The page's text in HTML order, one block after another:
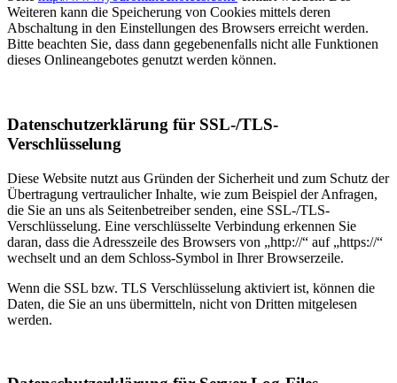
Weiteren kann die Speicherung von Cookies mittels deren
Abschaltung in den Einstellungen des Browsers erreicht werden.
Bitte beachten Sie, dass dann gegebenenfalls nicht alle Funktionen
dieses Onlineangebotes genutzt werden können.
Datenschutzerklärung für SSL-/TLS-
Verschlüsselung
Diese Website nutzt aus Gründen der Sicherheit und zum Schutz der
Übertragung vertraulicher Inhalte, wie zum Beispiel der Anfragen,
die Sie an uns als Seitenbetreiber senden, eine SSL-/TLS-
Verschlüsselung. Eine verschlüsselte Verbindung erkennen Sie
daran, dass die Adresszeile des Browsers von „http://“ auf „https://“
wechselt und an dem Schloss-Symbol in Ihrer Browserzeile.
Wenn die SSL bzw. TLS Verschlüsselung aktiviert ist, können die
Daten, die Sie an uns übermitteln, nicht von Dritten mitgelesen
werden.